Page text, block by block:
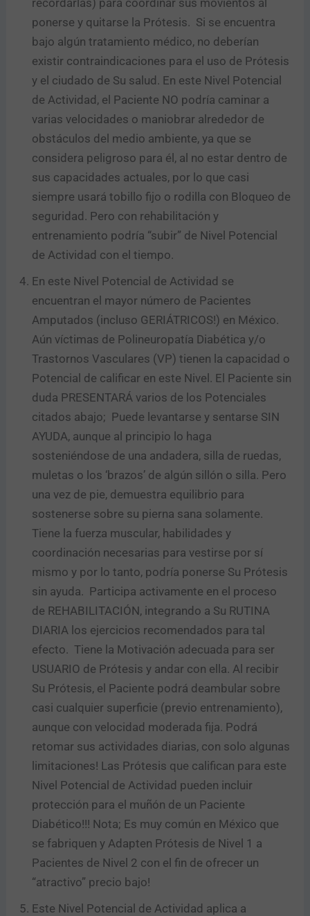
ponerse y quitarse la Prótesis. Si se encuentra
bajo algún tratamiento médico, no deberían
existir contraindicaciones para el uso de Prótesis
y el ciudado de Su salud. En este Nivel Potencial
de Actividad, el Paciente NO podría caminar a
varias velocidades o maniobrar alrededor de
obstáculos del medio ambiente, ya que se
considera peligroso para él, al no estar dentro de
sus capacidades actuales, por lo que casi
siempre usará tobillo fijo o rodilla con Bloqueo de
seguridad. Pero con rehabilitación y
entrenamiento podría “subir” de Nivel Potencial
de Actividad con el tiempo.
En este Nivel Potencial de Actividad se
encuentran el mayor número de Pacientes
Amputados (incluso GERIÁTRICOS!) en México.
Aún víctimas de Polineuropatía Diabética y/o
Trastornos Vasculares (VP) tienen la capacidad o
Potencial de calificar en este Nivel. El Paciente sin
duda PRESENTARÁ varios de los Potenciales
citados abajo; Puede levantarse y sentarse SIN
AYUDA, aunque al principio lo haga
sosteniéndose de una andadera, silla de ruedas,
muletas o los ‘brazos’ de algún sillón o silla. Pero
una vez de pie, demuestra equilibrio para
sostenerse sobre su pierna sana solamente.
Tiene la fuerza muscular, habilidades y
coordinación necesarias para vestirse por sí
mismo y por lo tanto, podría ponerse Su Prótesis
sin ayuda. Participa activamente en el proceso
de REHABILITACIÓN, integrando a Su RUTINA
DIARIA los ejercicios recomendados para tal
efecto. Tiene la Motivación adecuada para ser
USUARIO de Prótesis y andar con ella. Al recibir
Su Prótesis, el Paciente podrá deambular sobre
casi cualquier superficie (previo entrenamiento),
aunque con velocidad moderada fija. Podrá
retomar sus actividades diarias, con solo algunas
limitaciones! Las Prótesis que califican para este
Nivel Potencial de Actividad pueden incluir
protección para el muñón de un Paciente
Diabético!!! Nota; Es muy común en México que
se fabriquen y Adapten Prótesis de Nivel 1 a
Pacientes de Nivel 2 con el fin de ofrecer un
“atractivo” precio bajo!
Este Nivel Potencial de Actividad aplica a